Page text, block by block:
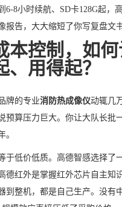
6-8小时续航、SD卡128G起，
报告，大大缩短了你写复盘文
本控制，如
、用得起？
牌的专业消防热成像仪动辄几
预算压力巨大。你让大队长批
。
于低价低质。高德智感选择了
德红外是掌握红外芯片自主知
到整机，都是自己生产。没有